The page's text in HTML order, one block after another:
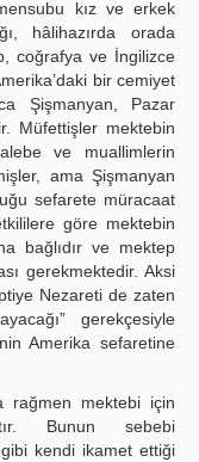
kız ve erkek
hâlihazırda orada
coğrafya ve İngilizce
bir cemiyet
Şişmanyan, Pazar
Müfettişler mektebin
ve muallimlerin
ama Şişmanyan
sefarete müracaat
göre mektebin
bağlıdır ve mektep
gerekmektedir. Aksi
Nezareti de zaten
gerekçesiyle
Amerika sefaretine
rağmen mektebi için
Bunun sebebi
kendi ikamet ettiği